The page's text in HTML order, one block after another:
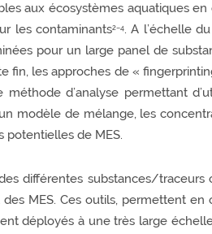
aux écosystèmes aquatiques
les contaminants2–4. A l’échelle
pour un large panel de
fin, les approches de «
méthode d’analyse permettant
modèle de mélange, les
potentielles de MES.
différentes substances/traceurs
MES. Ces outils, permettent
déployés à une très large